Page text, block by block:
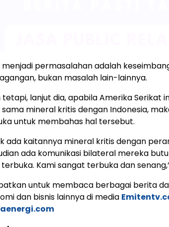
menjadi permasalahan adalah
bukan masalah lain-lainnya.
tetapi, lanjut dia, apabila Amerika Serikat
sama mineral kritis dengan Indonesia,
untuk membahas hal tersebut.
ada kaitannya mineral kritis dengan
ada komunikasi bilateral mereka
Kami sangat terbuka dan
untuk membaca berbagai berita
dan bisnis lainnya di media